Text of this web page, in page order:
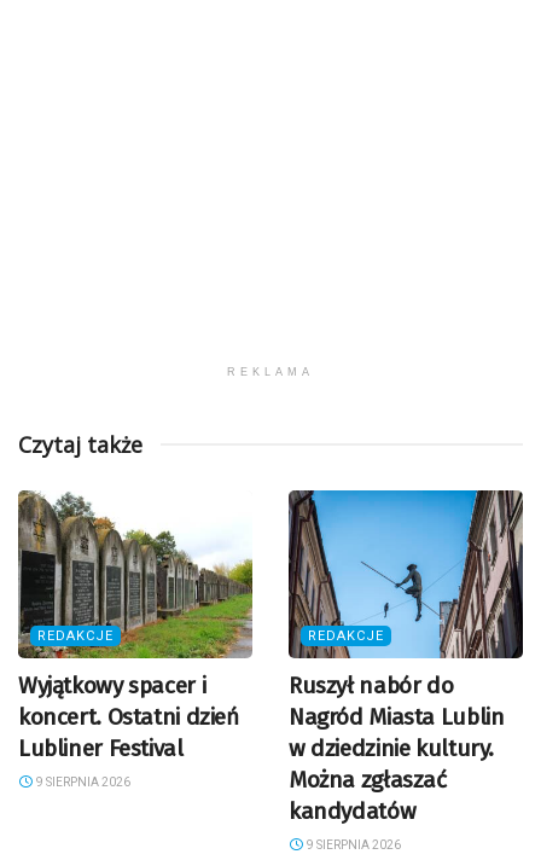
REKLAMA
Czytaj także
REDAKCJE
Wyjątkowy spacer i
koncert. Ostatni dzień
Lubliner Festival
9 SIERPNIA 2026
REDAKCJE
Ruszył nabór do
Nagród Miasta Lublin
w dziedzinie kultury.
Można zgłaszać
kandydatów
9 SIERPNIA 2026